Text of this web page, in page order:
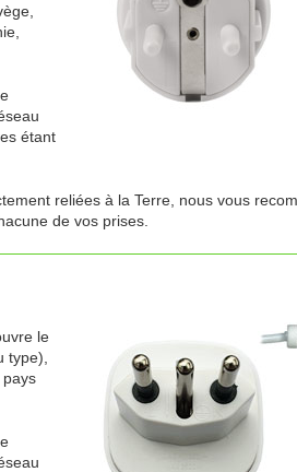
étant
reliées à la Terre, nous vous
de vos prises.
le
type),
pays